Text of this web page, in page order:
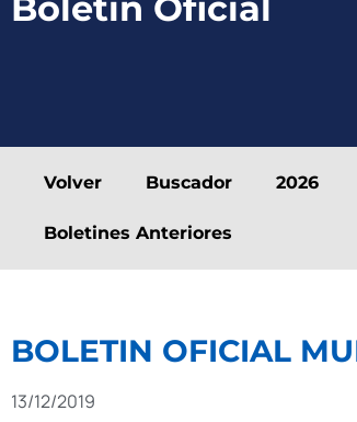
Volver Buscador 2026
Boletines Anteriores
BOLETIN OFICIAL
13/12/2019